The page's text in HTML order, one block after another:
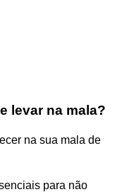
levar na mala?
na sua mala de
para não